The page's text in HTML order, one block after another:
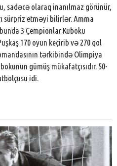
sadəcə olaraq inanılmaz görünür,
sürpriz etməyi bilirlər. Amma
3 Çempionlar Kuboku
170 oyun keçirib və 270 qol
tərkibində Olimpiya
gümüş mükafatçısıdır. 50-
idi.